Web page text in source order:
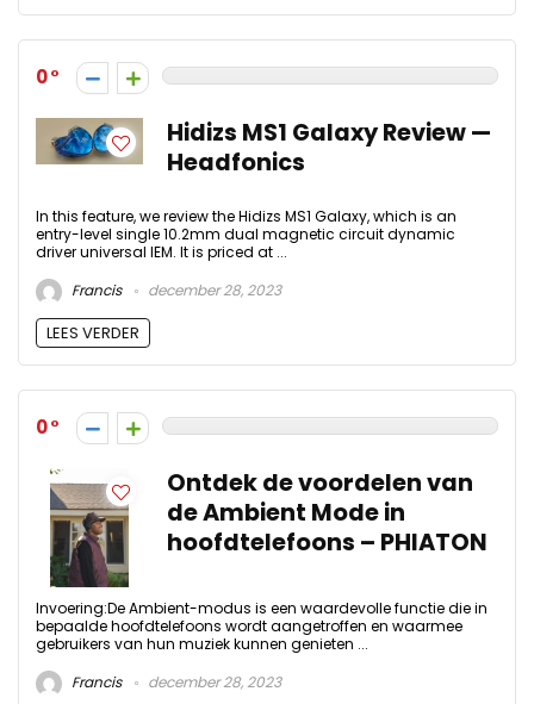
0
Hidizs MS1 Galaxy Review —
Headfonics
In this feature, we review the Hidizs MS1 Galaxy, which is an
entry-level single 10.2mm dual magnetic circuit dynamic
driver universal IEM. It is priced at ...
Francis
december 28, 2023
LEES VERDER
0
Ontdek de voordelen van
de Ambient Mode in
hoofdtelefoons – PHIATON
Invoering:De Ambient-modus is een waardevolle functie die in
bepaalde hoofdtelefoons wordt aangetroffen en waarmee
gebruikers van hun muziek kunnen genieten ...
Francis
december 28, 2023